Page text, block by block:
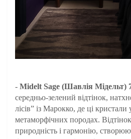
- Midelt Sage (Шавлія Мідельт)
середньо-зелений відтінок,
лісів” із Марокко, де ці
метаморфічних породах.
природність і гармонію,